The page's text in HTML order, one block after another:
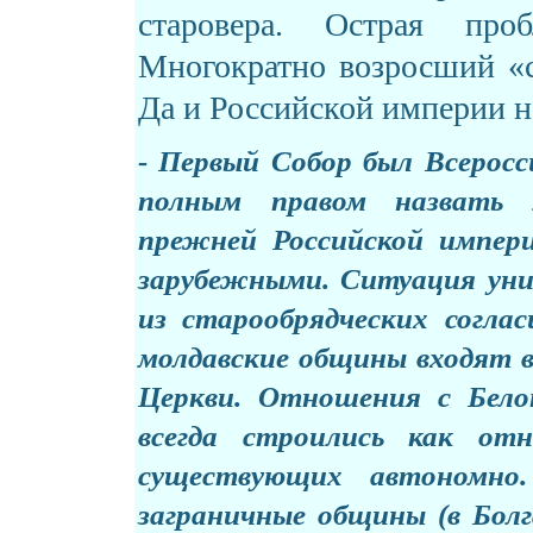
старовера. Острая
Многократно возросший «
Да и Российской империи
- Первый Собор был
полным правом назвать
прежней Российской
зарубежными. Ситуация
из старообрядческих
молдавские общины входят
Церкви. Отношения с
всегда строились как
существующих
заграничные общины (в